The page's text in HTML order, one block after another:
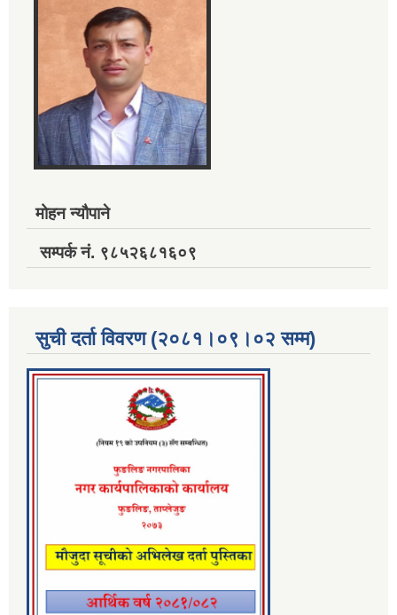
मोहन न्यौपाने
सम्पर्क नं. ९८५२६८१६०९
सुची दर्ता विवरण (२०८१।०९।०२ सम्म)